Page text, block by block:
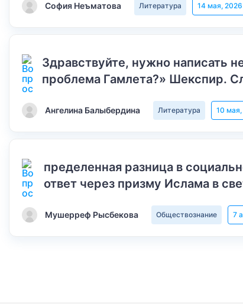
София Неъматова Литература 14 мая, 2026
Здравствуйте, нужно написать
проблема Гамлета?» Шекспир.
Ангелина Балыбердина Литература 10
пределенная разница в
ответ через призму Ислама в
Мушерреф Рысбекова Обществознание 7